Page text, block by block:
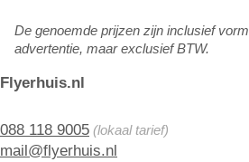
Flyerhuis.nl
088 118 9005 (lokaal tarief)
mail@flyerhuis.nl
De genoemde prijzen zijn inclusief
advertentie, maar exclusief BTW.